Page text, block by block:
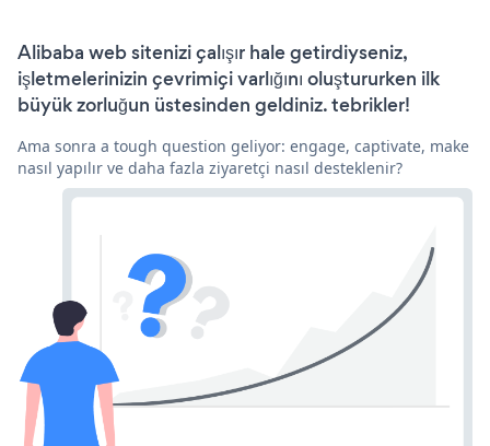
Alibaba web sitenizi çalışır hale getirdiyseniz,
işletmelerinizin çevrimiçi varlığını oluştururken ilk
büyük zorluğun üstesinden geldiniz. tebrikler!
Ama sonra a tough question geliyor: engage, captivate, make
nasıl yapılır ve daha fazla ziyaretçi nasıl desteklenir?